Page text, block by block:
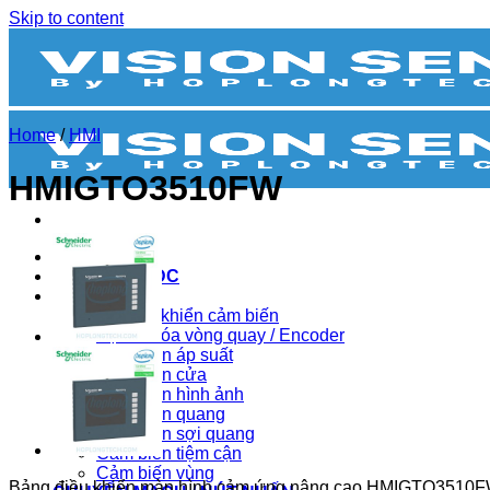
Skip to content
BIẾN TẦN
BỘ NGUỒN DC
CẢM BIẾN
Bộ điều khiển cảm biến
Bộ mã hóa vòng quay / Encoder
Cảm biến áp suất
Cảm biến cửa
Cảm biến hình ảnh
Cảm biến quang
Cảm biến sợi quang
Cảm biến tiệm cận
Cảm biến vùng
Home / HMI
HMIGTO3510FW